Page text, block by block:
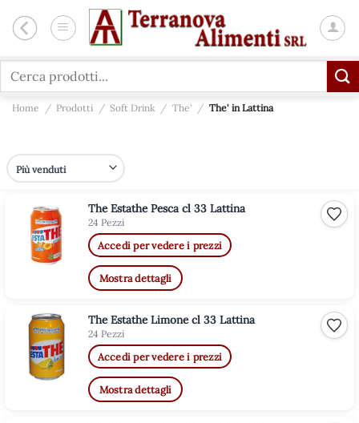
Cerca:
Home / Prodotti / Soft Drink / The' / The' in Lattina
The Estathe Pesca cl 33 Lattina
24 Pezzi
Accedi per vedere i prezzi
Mostra dettagli
The Estathe Limone cl 33 Lattina
24 Pezzi
Accedi per vedere i prezzi
Mostra dettagli